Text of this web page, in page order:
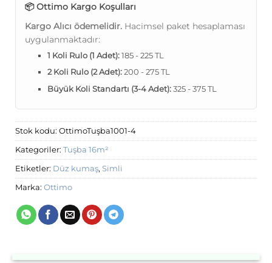
📦 Ottimo Kargo Koşulları
Kargo Alıcı ödemelidir. Hacimsel paket hesaplaması
uygulanmaktadır:
1 Koli Rulo (1 Adet):185 - 225 TL
2 Koli Rulo (2 Adet):200 - 275 TL
Büyük Koli Standartı (3-4 Adet):325 - 375 TL
Stok kodu: OttimoTuşba1001-4
Kategoriler: Tuşba 16m²
Etiketler: Düz kumaş, Simli
Marka: Ottimo